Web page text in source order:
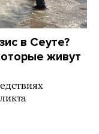
в Сеуте?
живут